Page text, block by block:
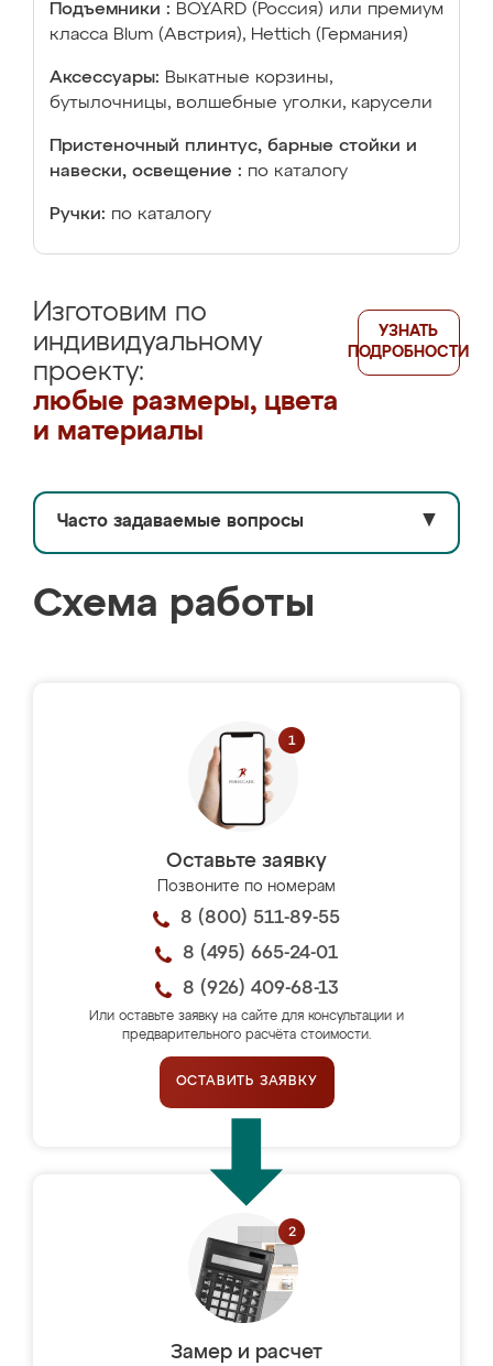
Подъемники : BOYARD (Россия) или премиум
класса Blum (Австрия), Hettich (Германия)
Аксессуары: Выкатные корзины,
бутылочницы, волшебные уголки, карусели
Пристеночный плинтус, барные стойки и
навески, освещение : по каталогу
Ручки: по каталогу
Изготовим по
индивидуальному
проекту:
любые размеры, цвета
и материалы
УЗНАТЬ
ПОДРОБНОСТИ
Часто задаваемые вопросы ▼
Схема работы
Оставьте заявку
Позвоните по номерам
8 (800) 511-89-55
8 (495) 665-24-01
8 (926) 409-68-13
Или оставьте заявку на сайте для консультации и
предварительного расчёта стоимости.
ОСТАВИТЬ ЗАЯВКУ
Замер и расчет